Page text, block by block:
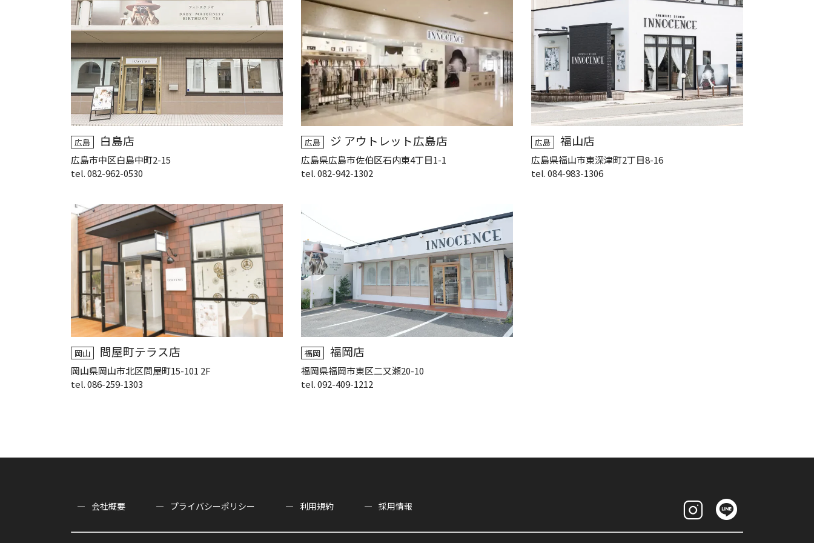
広島 白島店
広島市中区白島中町2-15
tel. 082-962-0530
広島 ジ アウトレット広島店
広島県広島市佐伯区石内東4丁目1-1
tel. 082-942-1302
広島 福山店
広島県福山市東深津町2丁目8-16
tel. 084-983-1306
岡山 問屋町テラス店
岡山県岡山市北区問屋町15-101 2F
tel. 086-259-1303
福岡 福岡店
福岡県福岡市東区二又瀬20-10
tel. 092-409-1212
会社概要 プライバシーポリシー 利用規約 採用情報